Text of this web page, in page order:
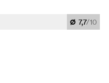
Ø 7,7/10